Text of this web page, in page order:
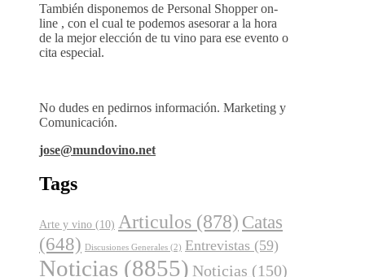
También disponemos de Personal Shopper on-
line , con el cual te podemos asesorar a la hora
de la mejor elección de tu vino para ese evento o
cita especial.
No dudes en pedirnos información. Marketing y
Comunicación.
jose@mundovino.net
Tags
Arte y vino (10) Articulos (878) Catas
(648) Discusiones Generales (2) Entrevistas (59)
Noticias (8855) Noticias (150)